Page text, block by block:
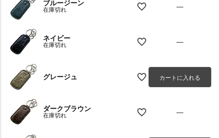
ブルージーン
在庫切れ —
ネイビー
在庫切れ —
グレージュ カートに入れる
ダークブラウン
在庫切れ —